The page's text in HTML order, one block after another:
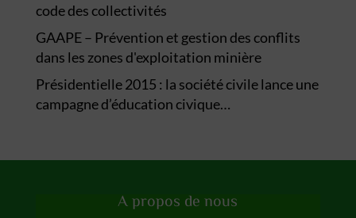
code des collectivités
GAAPE – Prévention et gestion des conflits
dans les zones d'exploitation minière
Présidentielle 2015 : la société civile lance une
campagne d’éducation civique…
A propos de nous